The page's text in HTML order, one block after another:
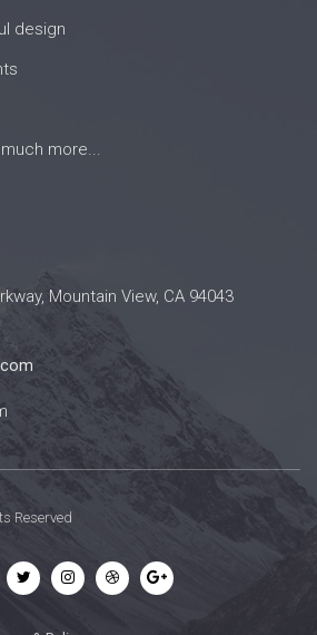
design
more...
Mountain View, CA 94043
Reserved